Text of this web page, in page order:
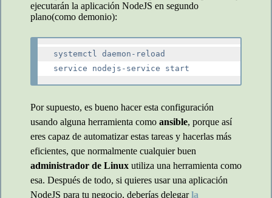
ejecutarán la aplicación NodeJS en segundo
plano(como demonio):
systemctl daemon-reload
Por supuesto, es bueno hacer esta configuración
usando alguna herramienta como ansible, porque así
eres capaz de automatizar estas tareas y hacerlas más
eficientes, que normalmente cualquier buen
administrador de Linux utiliza una herramienta como
esa. Después de todo, si quieres usar una aplicación
NodeJS para tu negocio, deberías delegarla